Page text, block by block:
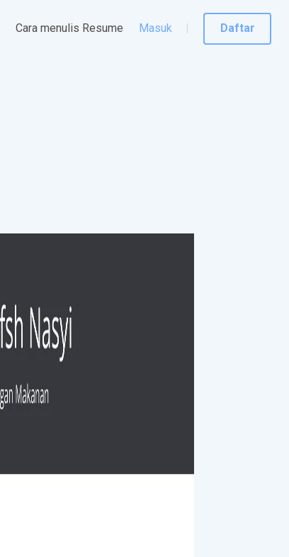
Cara menulis Resume Masuk Daftar